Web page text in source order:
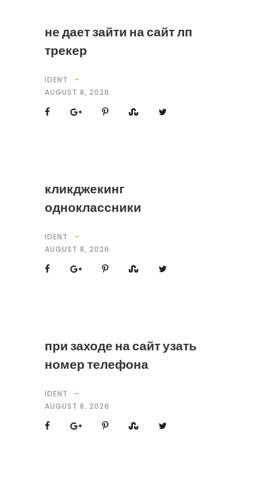
не дает зайти на сайт лп
трекер
IDENT
AUGUST 8, 2026
кликджекинг
одноклассники
IDENT
AUGUST 8, 2026
при заходе на сайт узать
номер телефона
IDENT
AUGUST 8, 2026